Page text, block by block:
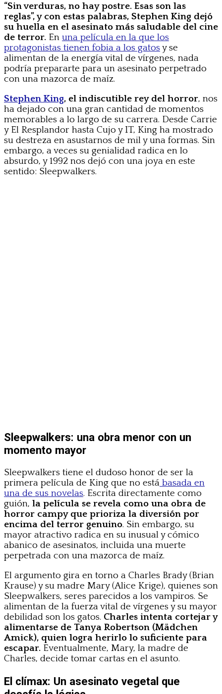
“Sin verduras, no hay postre. Esas son las
reglas”, y con estas palabras, Stephen King dejó
su huella en el asesinato más saludable del cine
de terror. En una película en la que los
protagonistas tienen fobia a los gatosy se
alimentan de la energía vital de vírgenes, nada
podría prepararte para un asesinato perpetrado
con una mazorca de maíz.
Stephen King, el indiscutible rey del horror, nos
ha dejado con una gran cantidad de momentos
memorables a lo largo de su carrera. Desde Carrie
y El Resplandor hasta Cujo y IT, King ha mostrado
su destreza en asustarnos de mil y una formas. Sin
embargo, a veces su genialidad radica en lo
absurdo, y 1992 nos dejó con una joya en este
sentido: Sleepwalkers.
Sleepwalkers: una obra menor con un
momento mayor
Sleepwalkers tiene el dudoso honor de ser la
primera película de King que no está basada en
una de sus novelas. Escrita directamente como
guión, la película se revela como una obra de
horror campy que prioriza la diversión por
encima del terror genuino. Sin embargo, su
mayor atractivo radica en su inusual y cómico
abanico de asesinatos, incluida una muerte
perpetrada con una mazorca de maíz.
El argumento gira en torno a Charles Brady (Brian
Krause) y su madre Mary (Alice Krige), quienes son
Sleepwalkers, seres parecidos a los vampiros. Se
alimentan de la fuerza vital de vírgenes y su mayor
debilidad son los gatos. Charles intenta cortejar y
alimentarse de Tanya Robertson (Mädchen
Amick), quien logra herirlo lo suficiente para
escapar. Eventualmente, Mary, la madre de
Charles, decide tomar cartas en el asunto.
El clímax: Un asesinato vegetal que